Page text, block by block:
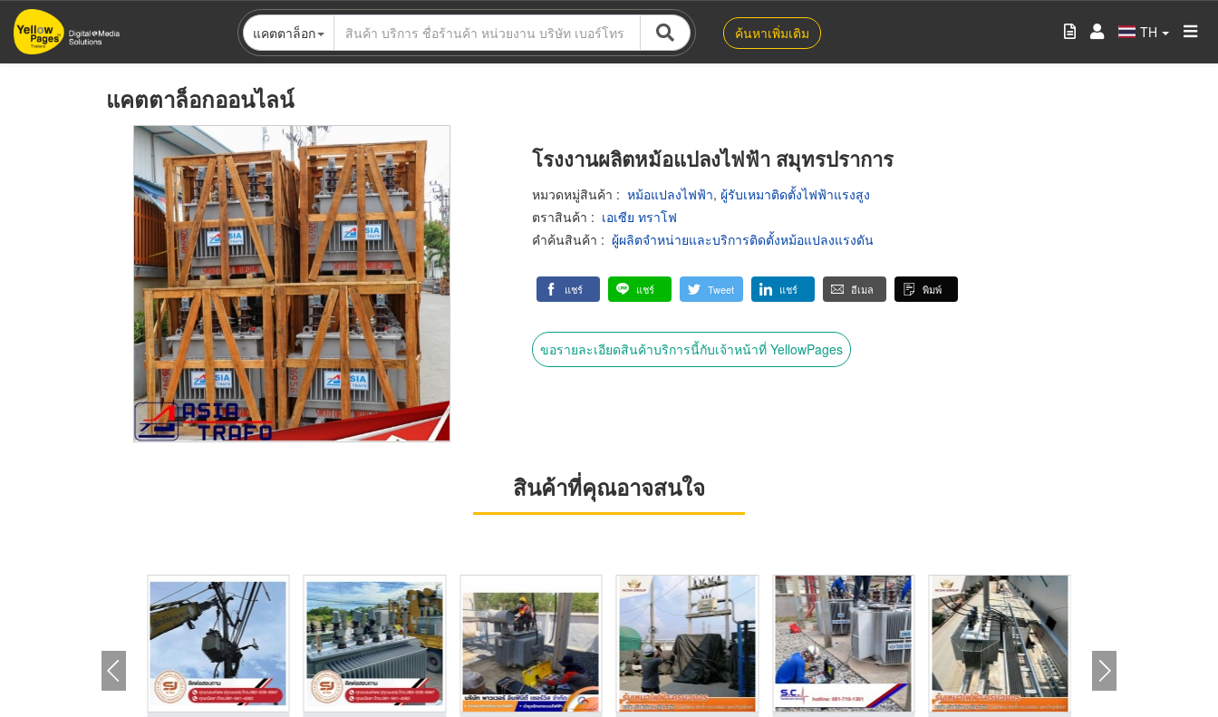
ข้าม
ไป
แคตตาล็อก ค้นหาเพิ่มเติม TH
แคตตาล็อกออนไลน์
โรงงานผลิตหม้อแปลงไฟฟ้า สมุทรปราการ
หมวดหมู่สินค้า : หม้อแปลงไฟฟ้า, ผู้รับเหมาติดตั้งไฟฟ้าแรงสูง
ตราสินค้า : เอเซีย ทราโฟ
คำค้นสินค้า : ผู้ผลิตจำหน่ายและบริการติดตั้งหม้อแปลงแรงดัน
แชร์ แชร์ Tweet แชร์ อีเมล พิมพ์
ขอรายละเอียดสินค้าบริการนี้กับเจ้าหน้าที่ YellowPages
สินค้าที่คุณอาจสนใจ